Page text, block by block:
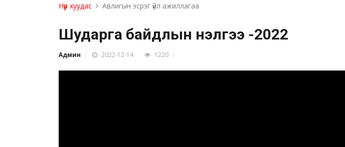
Нүүр хуудас Авлигын эсрэг үйл ажиллагаа
Шударга байдлын үнэлгээ -2022
Админ 2022-12-14 1220